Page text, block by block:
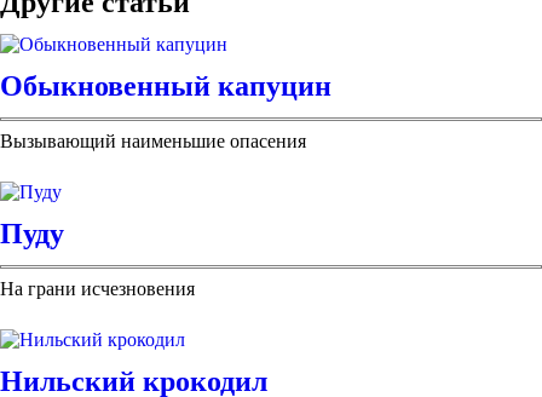
Обыкновенный капуцин
Вызывающий наименьшие опасения
Пуду
На грани исчезновения
Нильский крокодил